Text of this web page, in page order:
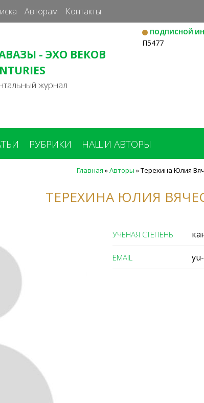
к
основному
Авторам Контакты
- ЭХО ВЕКОВ
журнал
ПОДПИСНОЙ
П5477
РУБРИКИ НАШИ АВТОРЫ
Главная »Авторы »Терехина Юлия
ТЕРЕХИНА ЮЛИЯ
УЧЕНАЯ СТЕПЕНЬ
ЕMAIL